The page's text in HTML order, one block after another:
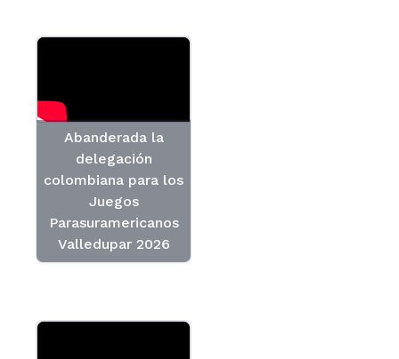
Abanderada la
delegación
colombiana para los
Juegos
Parasuramericanos
Valledupar 2026